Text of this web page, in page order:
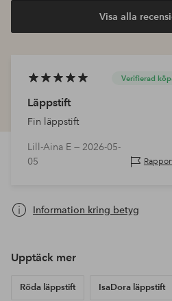
Visa alla
Verifierad
Läppstift
Fin läppstift
Lill-Aina E — 2026-05-
05
Information kring betyg
Upptäck mer
Röda läppstift IsaDora läppstift